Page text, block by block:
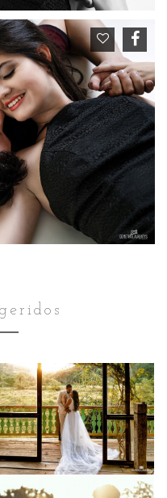
Pré wedding
E LUCAS
130
Pré wedding